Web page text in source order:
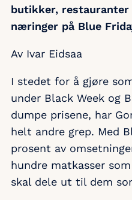
butikker, restauranter
næringer på Blue
Av Ivar Eidsaa
I stedet for å gjøre
under Black Week og
dumpe prisene, har
helt andre grep. Med
prosent av
hundre matkasser
skal dele ut til dem